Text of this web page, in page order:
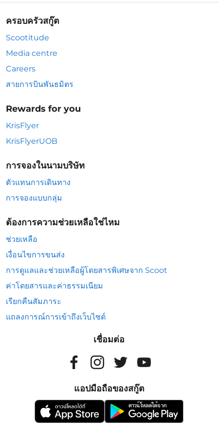
ครอบครัวสกู๊ต
Scootitude
Media centre
Careers
สายการบินพันธมิตร
Rewards for you
KrisFlyer
KrisFlyerUOB
การจองในนามบริษัท
ตัวแทนการเดินทาง
การจองแบบกลุ่ม
ต้องการความช่วยเหลือใช่ไหม
ช่วยเหลือ
เงื่อนไขการขนส่ง
การดูแลและช่วยเหลือผู้โดยสารพิเศษจาก Scoot
ค่าโดยสารและค่าธรรมเนียม
เรียกคืนสัมภาระ
แถลงการณ์การเข้าถึงเว็บไซต์
เชื่อมต่อ
แอปมือถือของสกู๊ต